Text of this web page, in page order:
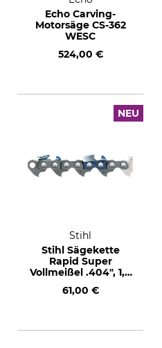
Echo Carving-
Motorsäge CS-362
WESC
524,00 €
NEU
Stihl
Stihl Sägekette
Rapid Super
Vollmeißel .404", 1,6
61,00 €